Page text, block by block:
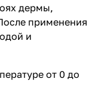
дермы,
применения
и
от 0 до